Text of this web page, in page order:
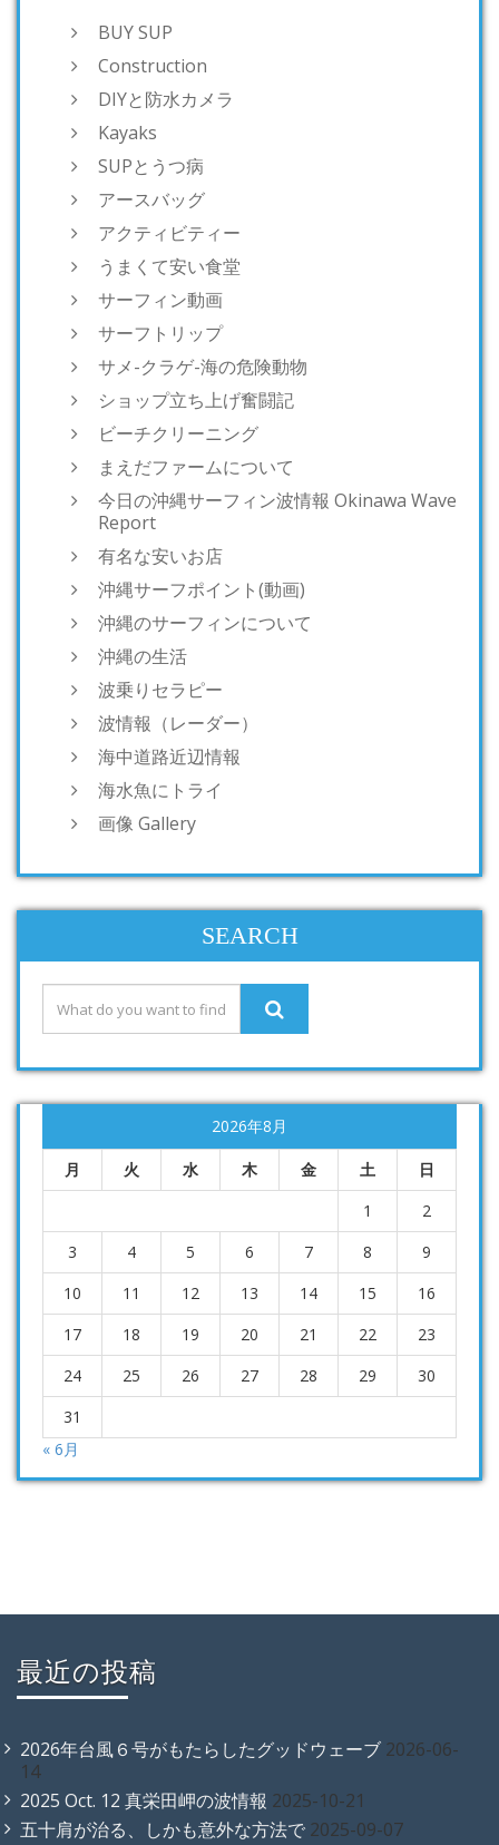
BUY SUP
Construction
DIYと防水カメラ
Kayaks
SUPとうつ病
アースバッグ
アクティビティー
うまくて安い食堂
サーフィン動画
サーフトリップ
サメ-クラゲ-海の危険動物
ショップ立ち上げ奮闘記
ビーチクリーニング
まえだファームについて
今日の沖縄サーフィン波情報 Okinawa Wave
Report
有名な安いお店
沖縄サーフポイント(動画)
沖縄のサーフィンについて
沖縄の生活
波乗りセラピー
波情報（レーダー）
海中道路近辺情報
海水魚にトライ
画像 Gallery
SEARCH
2026年8月
月 火 水 木 金 土
日
1
2
3
4 5 6 7 8
9
10
11 12 13 14 15
16
17
18 19 20 21 22
23
24
25 26 27 28 29
30
31
« 6月
最近の投稿
2026年台風６号がもたらしたグッドウェーブ 2026-06-
14
2025 Oct. 12 真栄田岬の波情報 2025-10-21
五十肩が治る、しかも意外な方法で 2025-09-07